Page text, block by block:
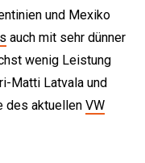
und Mexiko
auch mit sehr dünner
wenig Leistung
Matti Latvala und
des aktuellen VW